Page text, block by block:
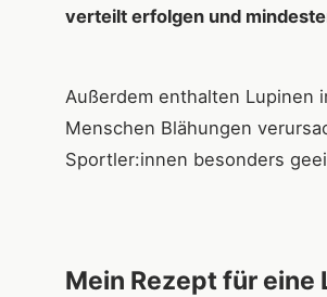
verteilt erfolgen und
Außerdem enthalten Lupinen
Menschen Blähungen
Sportler:innen besonders
Mein Rezept für eine